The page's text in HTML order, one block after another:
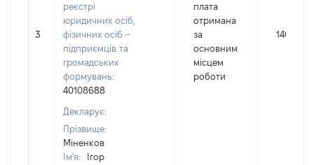
3
реєстрі
юридичних осіб,
фізичних осіб –
підприємців та
громадських
формувань:
40108688
Декларує:
Прізвище:
Міненков
Ім'я:
Ігор
плата
отримана
за
основним
місцем
роботи
140064